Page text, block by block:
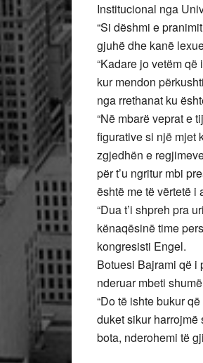
Institucional nga
“Si dëshmi e
gjuhë dhe kanë
“Kadare jo vetëm
kur mendon
nga rrethanat ku
“Në mbarë veprat e
figurative si një mjet
zgjedhën e
për t’u ngritur mbi
është me të vërtetë i
“Dua t’i shpreh pra
kënaqësinë time
kongresisti Engel.
Botuesi Bajrami që i
nderuar mbeti
“Do të ishte bukur
duket sikur harrojmë
bota, nderohemi të